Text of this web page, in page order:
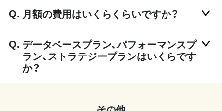
月額の費用はいくらくらいですか？
データベースプラン、パフォーマンスプ
ラン、ストラテジープランはいくらです
か？